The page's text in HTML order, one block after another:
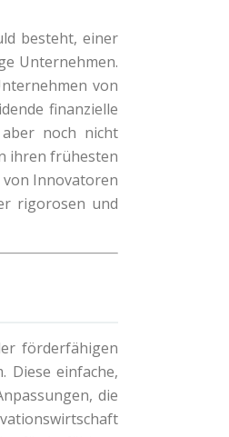
besteht, einer
Unternehmen.
von
finanzielle
noch nicht
ihren frühesten
Innovatoren
rigorosen und
förderfähigen
Diese einfache,
die